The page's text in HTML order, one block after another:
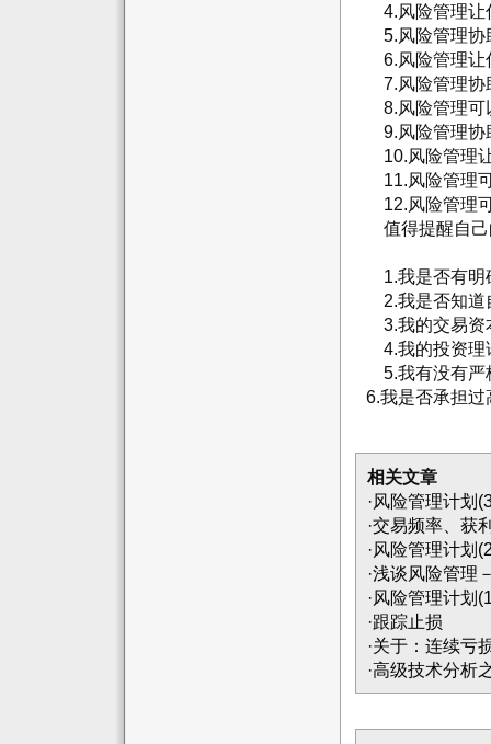
4.风险管理让
5.风险管理协
6.风险管理让
7.风险管理协
8.风险管理可
9.风险管理协
10.风险管理让
11.风险管理可
12.风险管理可
值得提醒自己
1.我是否有明
2.我是否知道
3.我的交易资
4.我的投资理
5.我有没有
6.我是否承担过
相关文章
·风险管理计划
·交易频率、获
·风险管理计划
·浅谈风险管理
·风险管理计划
·跟踪止损
·关于：连续亏
·高级技术分析